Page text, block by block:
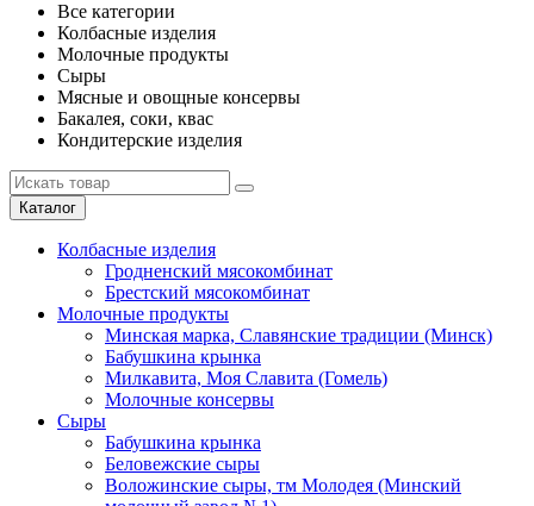
Все категории
Колбасные изделия
Молочные продукты
Сыры
Мясные и овощные консервы
Бакалея, соки, квас
Кондитерские изделия
Каталог
Колбасные изделия
Гродненский мясокомбинат
Брестский мясокомбинат
Молочные продукты
Минская марка, Славянские традиции (Минск)
Бабушкина крынка
Милкавита, Моя Славита (Гомель)
Молочные консервы
Сыры
Бабушкина крынка
Беловежские сыры
Воложинские сыры, тм Молодея (Минский